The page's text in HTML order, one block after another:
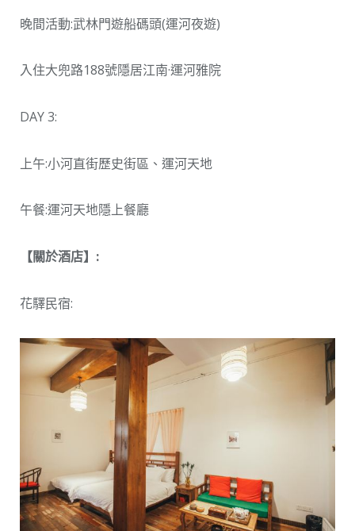
晚間活動:武林門遊船碼頭(運河夜遊)
入住大兜路188號隱居江南·運河雅院
DAY 3:
上午:小河直街歷史街區、運河天地
午餐:運河天地隱上餐廳
【關於酒店】:
花驛民宿: